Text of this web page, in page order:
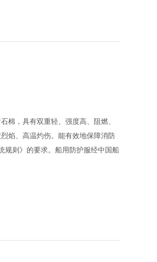
棉，具有双重轻、强度高、阻燃、
焰、高温灼伤。能有效地保障消防
规则》的要求。船用防护服经中国船